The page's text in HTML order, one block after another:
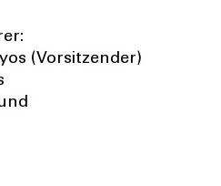
(Vorsitzender)